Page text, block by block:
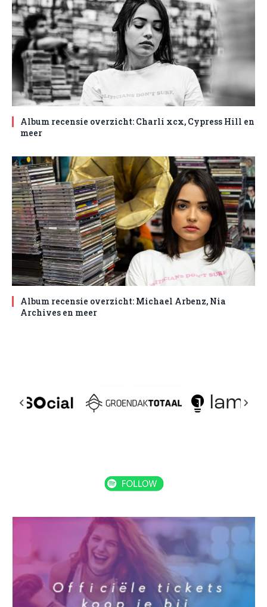
Album recensie overzicht: Charli xcx, Cypress Hill en
meer
Album recensie overzicht: Michael Arbenz, Nia
Archives en meer